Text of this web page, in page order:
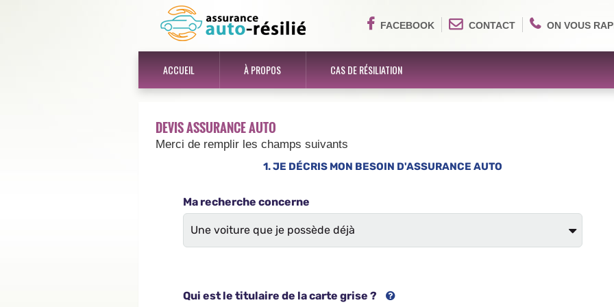
FACEBOOK CONTACT ON VOUS
ACCUEIL À PROPOS CAS DE RÉSILIATION
DEVIS ASSURANCE AUTO
Merci de remplir les champs suivants